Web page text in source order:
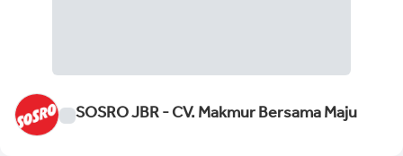
SOSRO JBR - CV. Makmur Bersama Maju